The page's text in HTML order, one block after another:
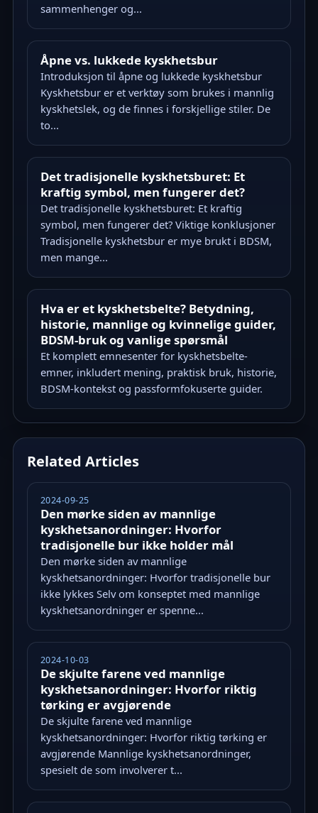
sammenhenger og...
Åpne vs. lukkede kyskhetsbur
Introduksjon til åpne og lukkede kyskhetsbur
Kyskhetsbur er et verktøy som brukes i mannlig
kyskhetslek, og de finnes i forskjellige stiler. De
to...
Det tradisjonelle kyskhetsburet: Et
kraftig symbol, men fungerer det?
Det tradisjonelle kyskhetsburet: Et kraftig
symbol, men fungerer det? Viktige konklusjoner
Tradisjonelle kyskhetsbur er mye brukt i BDSM,
men mange...
Hva er et kyskhetsbelte? Betydning,
historie, mannlige og kvinnelige guider,
BDSM-bruk og vanlige spørsmål
Et komplett emnesenter for kyskhetsbelte-
emner, inkludert mening, praktisk bruk, historie,
BDSM-kontekst og passformfokuserte guider.
Related Articles
2024-09-25
Den mørke siden av mannlige
kyskhetsanordninger: Hvorfor
tradisjonelle bur ikke holder mål
Den mørke siden av mannlige
kyskhetsanordninger: Hvorfor tradisjonelle bur
ikke lykkes Selv om konseptet med mannlige
kyskhetsanordninger er spenne...
2024-10-03
De skjulte farene ved mannlige
kyskhetsanordninger: Hvorfor riktig
tørking er avgjørende
De skjulte farene ved mannlige
kyskhetsanordninger: Hvorfor riktig tørking er
avgjørende Mannlige kyskhetsanordninger,
spesielt de som involverer t...